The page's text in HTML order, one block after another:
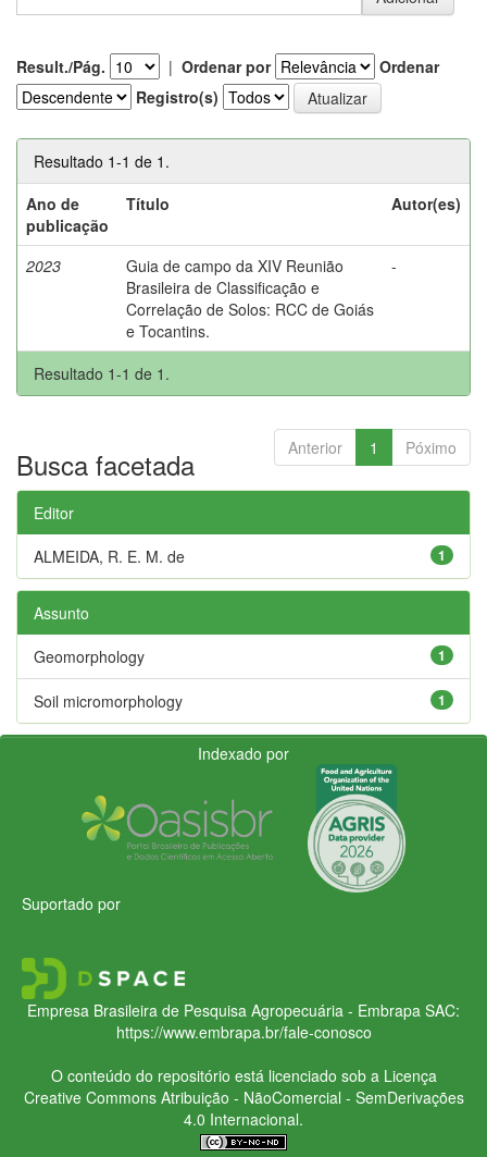
Result./Pág. | Ordenar por
Ordenar
Registro(s)
Resultado 1-1 de 1.
Ano de
publicação
Título Autor(es)
2023
Guia de campo da XIV Reunião
Brasileira de Classificação e
Correlação de Solos: RCC de Goiás
e Tocantins.
-
Resultado 1-1 de 1.
Anterior 1 Póximo
Busca facetada
Editor
1
ALMEIDA, R. E. M. de
Assunto
1
Geomorphology
1
Soil micromorphology
Indexado por
Suportado por
Empresa Brasileira de Pesquisa Agropecuária - Embrapa SAC:
https://www.embrapa.br/fale-conosco
O conteúdo do repositório está licenciado sob a Licença
Creative CommonsAtribuição - NãoComercial - SemDerivações
4.0 Internacional.